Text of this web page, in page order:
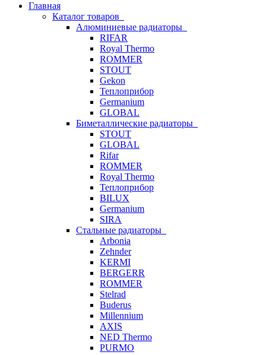
Главная
Каталог товаров
Алюминиевые радиаторы
RIFAR
Royal Thermo
ROMMER
STOUT
Gekon
Теплоприбор
Germanium
GLOBAL
Биметаллические радиаторы
STOUT
GLOBAL
Rifar
ROMMER
Royal Thermo
Теплоприбор
BILUX
Germanium
SIRA
Стальные радиаторы
Arbonia
Zehnder
KERMI
BERGERR
ROMMER
Stelrad
Buderus
Millennium
AXIS
NED Thermo
PURMO